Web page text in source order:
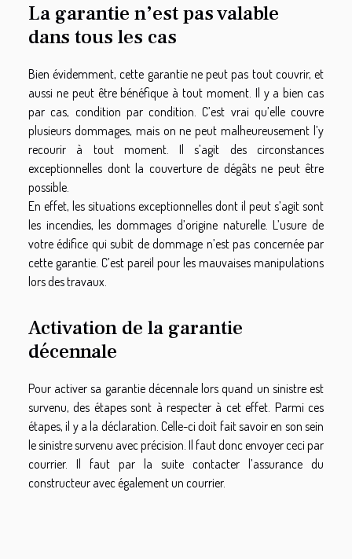
La garantie n’est pas valable
dans tous les cas
Bien évidemment, cette garantie ne peut pas tout couvrir, et
aussi ne peut être bénéfique à tout moment. Il y a bien cas
par cas, condition par condition. C’est vrai qu’elle couvre
plusieurs dommages, mais on ne peut malheureusement l’y
recourir à tout moment. Il s’agit des circonstances
exceptionnelles dont la couverture de dégâts ne peut être
possible.
En effet, les situations exceptionnelles dont il peut s’agit sont
les incendies, les dommages d’origine naturelle. L’usure de
votre édifice qui subit de dommage n’est pas concernée par
cette garantie. C’est pareil pour les mauvaises manipulations
lors des travaux.
Activation de la garantie
décennale
Pour activer sa garantie décennale lors quand un sinistre est
survenu, des étapes sont à respecter à cet effet. Parmi ces
étapes, il y a la déclaration. Celle-ci doit fait savoir en son sein
le sinistre survenu avec précision. Il faut donc envoyer ceci par
courrier. Il faut par la suite contacter l’assurance du
constructeur avec également un courrier.